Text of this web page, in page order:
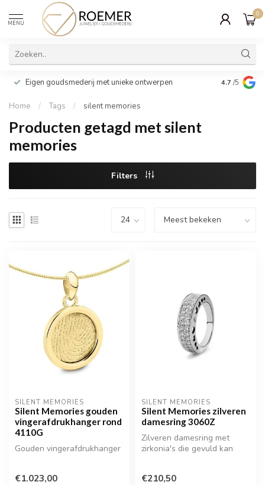
MENU
0
Eigen goudsmederij met unieke ontwerpen Wij
cadeau
4.7 /5
Home / Tags / silent memories
Producten getagd met silent
memories
Filters
SILENT MEMORIES
Silent Memories gouden
vingerafdrukhanger rond
4110G
Gouden vingerafdrukhanger
€1.023,00
SILENT MEMORIES
Silent Memories zilveren
damesring 3060Z
Zilveren damesring met
zirkonia's die gevuld kan
€210,50